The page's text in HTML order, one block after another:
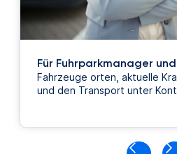
Für Fuhrparkmanager
Fahrzeuge orten, aktuelle
und den Transport unter